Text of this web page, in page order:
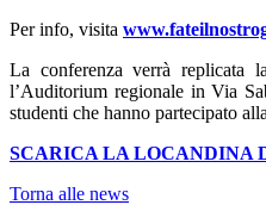
Per info, visita
La conferenza verrà replicata
l’Auditorium regionale in Via
studenti che hanno partecipato
SCARICA LA LOCANDINA
Torna alle news